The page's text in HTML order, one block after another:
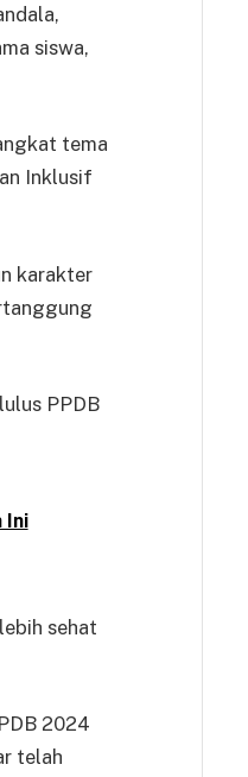
siswa,
tema
Inklusif
karakter
PPDB
Ini
sehat
2024
telah